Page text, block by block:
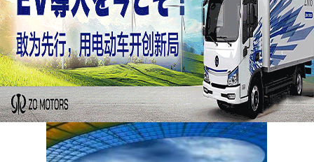
奥运足球想夺冠，实力和疫情谁说了算？
《日本华侨报》东京奥运专题报道组 日本新闻 社会观察
日本华侨报 2021/7/20 18:25:14